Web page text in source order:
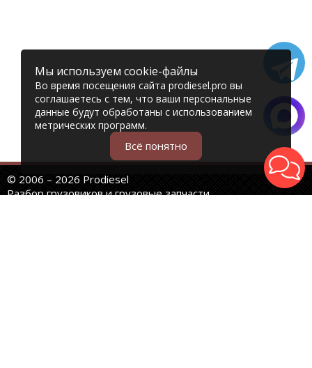
© 2006 – 2026 Prodiesel
Разбор грузовиков и грузовые запчасти
Мы используем cookie-файлы
Во время посещения сайта prodiesel.pro вы
соглашаетесь с тем, что ваши персональные
данные будут обработаны с использованием
метрических программ.
Всё понятно